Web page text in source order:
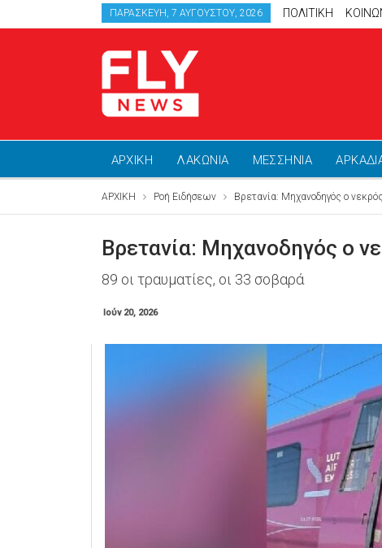
ΠΑΡΑΣΚΕΥΉ, 7 ΑΥΓΟΎΣΤΟΥ, 2026 ΠΟΛΙΤΙΚΗ
ΑΡΧΙΚΗ ΛΑΚΩΝΙΑ ΜΕΣΣΗΝΙΑ
ΑΡΧΙΚΗ Ροή Ειδήσεων Βρετανία: Μηχανοδηγός ο
Βρετανία: Μηχανοδηγός ο
89 οι τραυματίες, οι 33 σοβαρά
Ιούν 20, 2026